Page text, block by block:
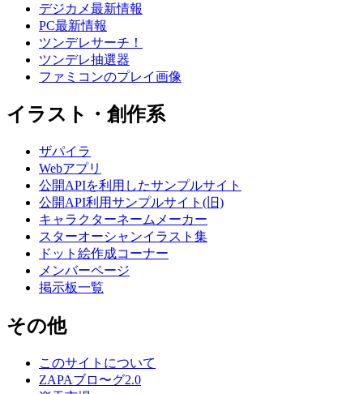
デジカメ最新情報
PC最新情報
ツンデレサーチ！
ツンデレ抽選器
ファミコンのプレイ画像
イラスト・創作系
ザパイラ
Webアプリ
公開APIを利用したサンプルサイト
公開API利用サンプルサイト(旧)
キャラクターネームメーカー
スターオーシャンイラスト集
ドット絵作成コーナー
メンバーページ
掲示板一覧
その他
このサイトについて
ZAPAブロ〜グ2.0